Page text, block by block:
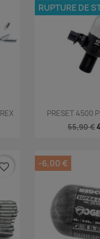

PRESET 4500
55,90 €
RUPTURE DE
-6,00 €